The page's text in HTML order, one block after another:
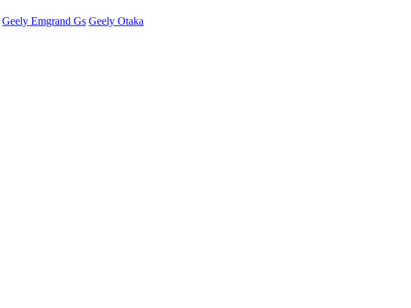
Geely Emgrand Gs Geely Otaka